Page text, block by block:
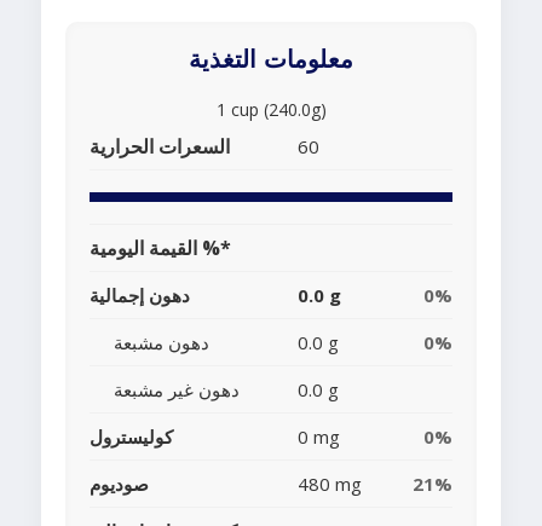
معلومات التغذية
1 cup (240.0g)
السعرات الحرارية 60
القيمة اليومية %*
دهون إجمالية 0.0 g
0%
دهون مشبعة
0.0 g
0%
دهون غير مشبعة
0.0 g
كوليسترول
0 mg
0%
صوديوم
480 mg
21%